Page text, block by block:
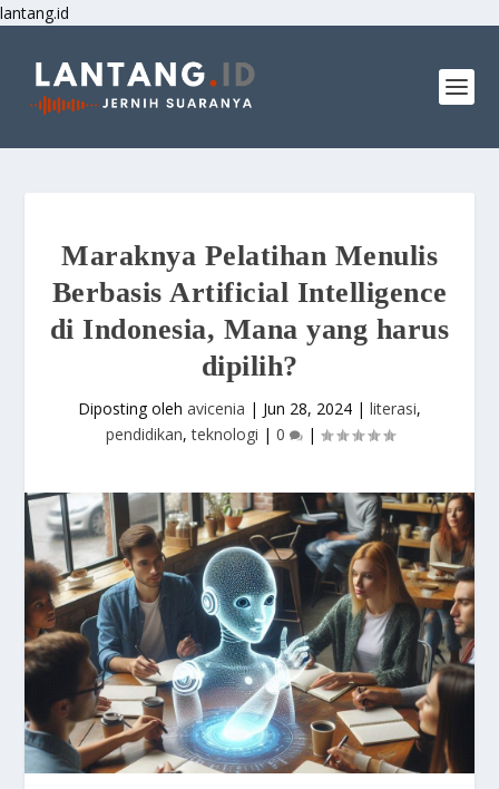
lantang.id
Maraknya Pelatihan Menulis
Berbasis Artificial Intelligence
di Indonesia, Mana yang harus
dipilih?
Diposting oleh avicenia | Jun 28, 2024 | literasi,
pendidikan,teknologi | 0 |